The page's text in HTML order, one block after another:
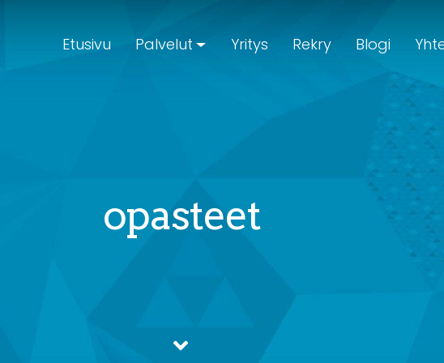
Etusivu Palvelut Yritys Rekry Blogi
opasteet